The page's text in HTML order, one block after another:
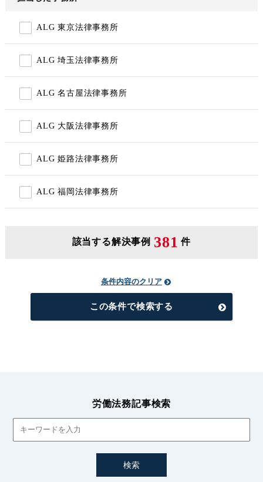
ALG 東京法律事務所
ALG 埼玉法律事務所
ALG 名古屋法律事務所
ALG 大阪法律事務所
ALG 姫路法律事務所
ALG 福岡法律事務所
該当する解決事例 381 件
条件内容のクリア
この条件で検索する
労働法務記事検索